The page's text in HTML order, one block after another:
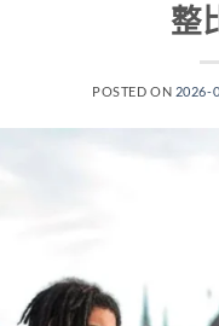
整
POSTED ON 2026-